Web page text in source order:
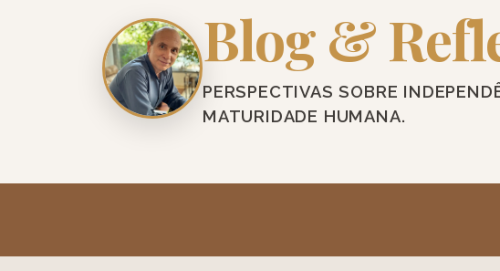
Blog &
PERSPECTIVAS SOBRE
MATURIDADE HUMANA.